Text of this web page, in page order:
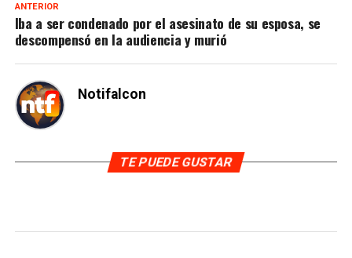
ANTERIOR
Iba a ser condenado por el asesinato de su esposa, se
descompensó en la audiencia y murió
Notifalcon
TE PUEDE GUSTAR